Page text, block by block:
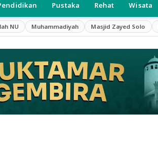
Pustaka Rehat Wisata
NU Muhammadiyah Masjid Zayed Solo